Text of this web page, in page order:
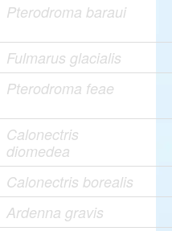
Pterodroma baraui
Fulmarus glacialis
Pterodroma feae
Calonectris
diomedea
Calonectris borealis
Ardenna gravis